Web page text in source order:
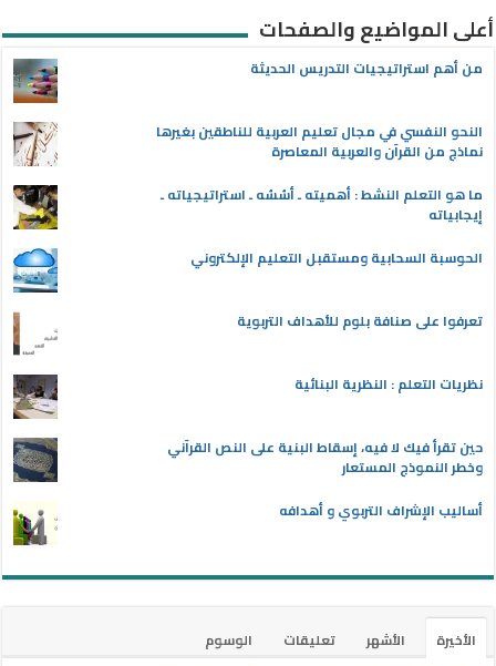
أعلى المواضيع والصفحات
من أهم استراتيجيات التدريس الحديثة
النحو النفسي في مجال تعليم العربية للناطقين بغيرها
نماذج من القرآن والعربية المعاصرة
ما هو التعلم النشط : أهميته ـ أسُسُه ـ استراتيجياته ـ
إيجابياته
الحوسبة السحابية ومستقبل التعليم الإلكتروني
تعرفوا على صنافة بلوم للأهداف التربوية
نظريات التعلم : النظرية البنائية
حين تقرأ فيك لا فيه، إسقاط البنية على النص القرآني
وخطر النموذج المستعار
أساليب الإشراف التربوي و أهدافه
الأخيرة الأشهر تعليقات
الوسوم